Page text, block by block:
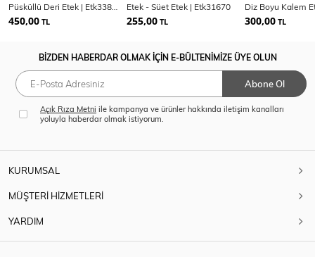
450,00 TL
Etek - Süet Etek | Etk31670
255,00 TL
Diz Boyu Kalem
300,00 TL
BİZDEN HABERDAR OLMAK İÇİN E-BÜLTENİMİZE ÜYE OLUN
Abone Ol
Açık Rıza Metni ile kampanya ve ürünler hakkında iletişim kanalları
yoluyla haberdar olmak istiyorum.
KURUMSAL
MÜŞTERİ HİZMETLERİ
YARDIM